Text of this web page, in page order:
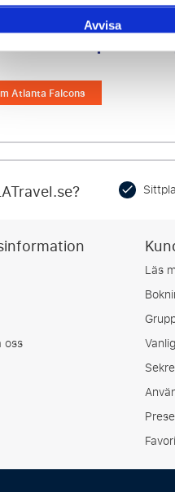
Avvisa
din
och
Atlanta Falcons
oss
Läs